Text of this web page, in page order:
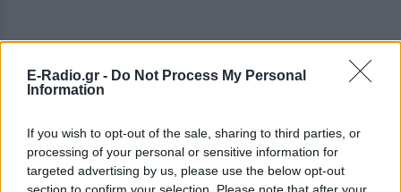
E-Radio.gr - Do Not Process My Personal
Information
If you wish to opt-out of the sale, sharing to third parties, or
processing of your personal or sensitive information for
targeted advertising by us, please use the below opt-out
section to confirm your selection. Please note that after your
ΔΕΙΤΕ ΕΠΙΣΗΣ